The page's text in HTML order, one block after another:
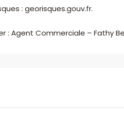
: georisques.gouv.fr.
: Agent Commerciale – Fathy